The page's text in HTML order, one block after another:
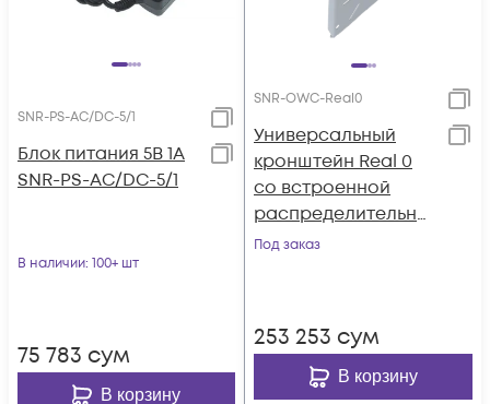
SNR-PS-AC/DC-5/1
Блок питания 5В 1А
SNR-PS-AC/DC-5/1
В наличии: 100+ шт
75 783 сум
В корзину
SNR-OWC-Real0
Универсальный
кронштейн Real 0
со встроенной
распределительно
й коробкой
Под заказ
253 253 сум
В корзину